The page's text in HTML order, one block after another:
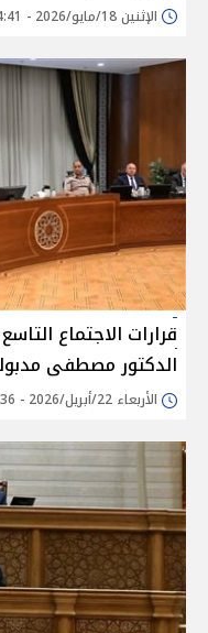
الإثنين 18/مايو/2026 - 04:41 م
قرارات الاجتماع
الدكتور مصطفى
الأربعاء 22/أبريل/2026 - 02:36 م